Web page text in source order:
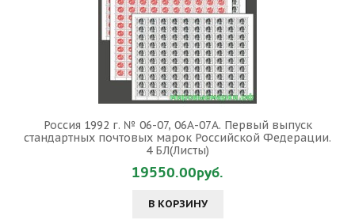
Россия 1992 г. № 06-07, 06А-07А. Первый выпуск
стандартных почтовых марок Российской Федерации.
4 БЛ(Листы)
19550.00руб.
В КОРЗИНУ